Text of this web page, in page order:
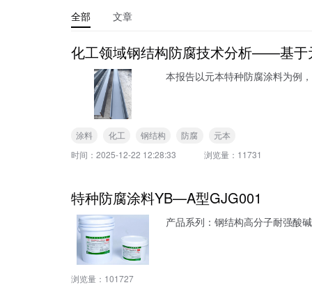
全部 文章
化工领域钢结构防腐技术分析——基于
本报告以元本特种防腐涂料为例
涂料 化工 钢结构 防腐
元本
时间： 2025-12-22 12:28:33 浏览量： 11731
特种防腐涂料YB—A型GJG001
产品系列：钢结构高分子耐强酸
浏览量： 101727